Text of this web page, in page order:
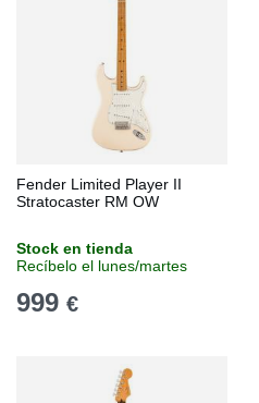
Fender Limited Player II
Stratocaster RM OW
Stock en tienda
Recíbelo el lunes/martes
999 €